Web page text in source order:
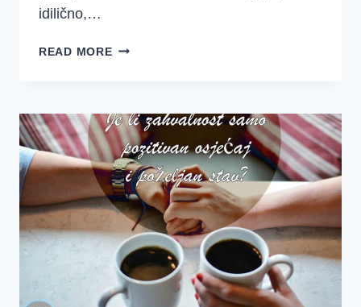
idilično,…
READ MOREZAHVALJIVATI